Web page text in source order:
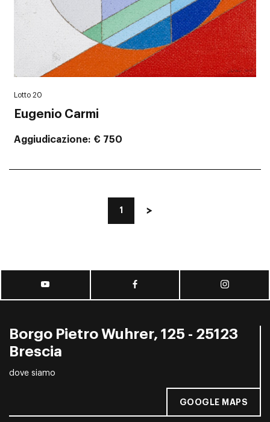
Lotto 20
Eugenio Carmi
Aggiudicazione € 750
1
Borgo Pietro Wuhrer, 125 - 25123
Brescia
dove siamo
GOOGLE MAPS